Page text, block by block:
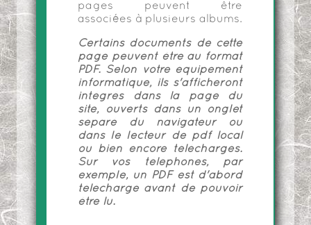
pages peuvent être
associées à plusieurs albums.
Certains documents de cette
page peuvent être au format
PDF. Selon votre équipement
informatique, ils s'afficheront
intégrés dans la page du
site, ouverts dans un onglet
séparé du navigateur ou
dans le lecteur de pdf local
ou bien encore téléchargés.
Sur vos téléphones, par
exemple, un PDF est d'abord
téléchargé avant de pouvoir
être lu.